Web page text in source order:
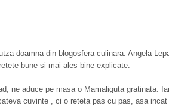
doamna din blogosfera culinara: Angela
bune si mai ales bine explicate.
ne aduce pe masa o Mamaliguta gratinata.
cuvinte , ci o reteta pas cu pas, asa